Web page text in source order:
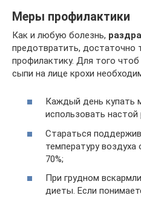
Меры профилактики
Как и любую болезнь,
предотвратить, достаточно
профилактику. Для того
сыпи на лице крохи
Каждый день купать
использовать
Стараться
температуру
70%;
При грудном
диеты. Если